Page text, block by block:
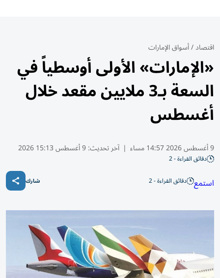
اقتصاد/أسواق الإمارات
«الإمارات» الأولى أوسطياً في
السعة بـ3 ملايين مقعد خلال
أغسطس
9 أغسطس 2026 14:57 مساء | آخر تحديث:9 أغسطس 15:13 2026
دقائق القراءة - 2
استمع دقائق القراءة - 2 شارك